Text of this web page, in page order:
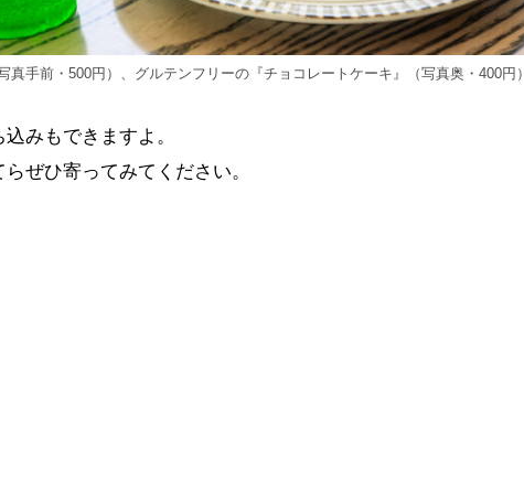
真手前・500円）、グルテンフリーの『チョコレートケーキ』（写真奥・400円）
みもできますよ。
ぜひ寄ってみてください。